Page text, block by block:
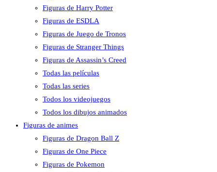
Figuras de Harry Potter
Figuras de ESDLA
Figuras de Juego de Tronos
Figuras de Stranger Things
Figuras de Assassin’s Creed
Todas las películas
Todas las series
Todos los videojuegos
Todos los dibujos animados
Figuras de animes
Figuras de Dragon Ball Z
Figuras de One Piece
Figuras de Pokemon